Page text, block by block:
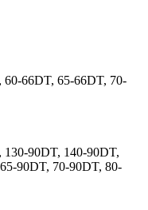
66DT, 65-66DT, 70-
130-90DT, 140-90DT,
90DT, 70-90DT, 80-